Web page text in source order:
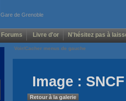
Gare de Grenoble
Forums Livre d'or N'hésitez pas à
Voir/Cacher menus de gauche
Image :
Retour à la galerie